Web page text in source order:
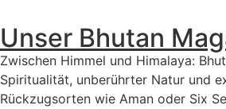
Unser Bhutan
Zwischen Himmel und Himalaya:
Spiritualität, unberührter Natur und
Rückzugsorten wie Aman oder Six